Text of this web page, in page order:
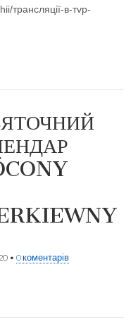
трансляції-в-тvp-
• 0 коментарів